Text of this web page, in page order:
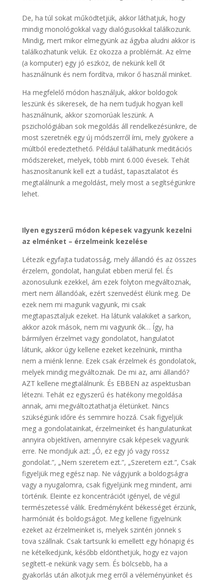
De, ha túl sokat működtetjük, akkor láthatjuk, hogy
mindig monológokkal vagy dialógusokkal találkozunk.
Mindig, mert mikor elmegyünk az ágyba aludni akkor is
találkozhatunk velük. Ez okozza a problémát. Az elme
(a komputer) egy jó eszköz, de nekünk kell őt
használnunk és nem fordítva, mikor ő használ minket.
Ha megfelelő módon használjuk, akkor boldogok
leszünk és sikeresek, de ha nem tudjuk hogyan kell
használnunk, akkor szomorúak leszünk. A
pszichológiában sok megoldás áll rendelkezésünkre, de
most szeretnék egy új módszerről írni, mely gyökere a
múltból eredeztethető. Például találhatunk meditációs
módszereket, melyek, több mint 6.000 évesek. Tehát
hasznosítanunk kell ezt a tudást, tapasztalatot és
megtalálnunk a megoldást, mely most a segítségünkre
lehet.
Ilyen egyszerű módon képesek vagyunk kezelni
az elménket – érzelmeink kezelése
Létezik egyfajta tudatosság, mely állandó és az összes
érzelem, gondolat, hangulat ebben merül fel. És
azonosulunk ezekkel, ám ezek folyton megváltoznak,
mert nem állandóak, ezért szenvedést élünk meg. De
ezek nem mi magunk vagyunk, mi csak
megtapasztaljuk ezeket. Ha látunk valakiket a sarkon,
akkor azok mások, nem mi vagyunk ők… Így, ha
bármilyen érzelmet vagy gondolatot, hangulatot
látunk, akkor úgy kellene ezeket kezelnünk, mintha
nem a miénk lenne. Ezek csak érzelmek és gondolatok,
melyek mindig megváltoznak. De mi az, ami állandó?
AZT kellene megtalálnunk. És EBBEN az aspektusban
létezni. Tehát ez egyszerű és hatékony megoldása
annak, ami megváltoztathatja életünket. Nincs
szükségünk időre és semmire hozzá. Csak figyeljük
meg a gondolatainkat, érzelmeinket és hangulatunkat
annyira objektíven, amennyire csak képesek vagyunk
erre. Ne mondjuk azt: „Ó, ez egy jó vagy rossz
gondolat.”, „Nem szeretem ezt.”, „Szeretem ezt.”, Csak
figyeljük meg egész nap. Ne vágyjunk a boldogságra
vagy a nyugalomra, csak figyeljünk meg mindent, ami
történik. Eleinte ez koncentrációt igényel, de végül
természetessé válik. Eredményként békességet érzünk,
harmóniát és boldogságot. Meg kellene figyelnünk
ezeket az érzelmeinket is, melyek szintén jönnek s
tova szállnak. Csak tartsunk ki emellett egy hónapig és
ne kételkedjünk, később eldönthetjük, hogy ez vajon
segített-e nekünk vagy sem. És bölcsebb, ha a
gyakorlás után alkotjuk meg erről a véleményünket és